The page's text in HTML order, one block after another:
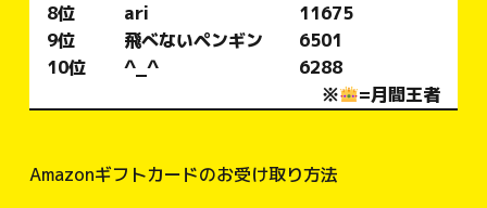
8位
ari
11675
9位
飛べないペンギン
6501
10位
^_^
6288
※
=月間王者
Amazonギフトカードのお受け取り方法